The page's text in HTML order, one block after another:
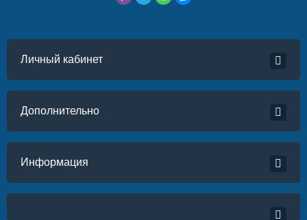
Личный кабинет
Дополнительно
Информация